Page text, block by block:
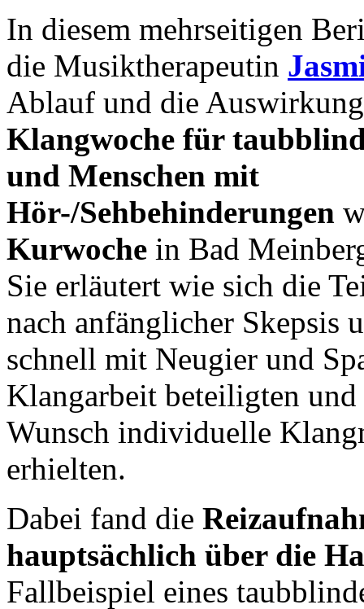
In diesem mehrseitigen
die Musiktherapeutin
Ablauf und die
Klangwoche für
und Menschen mit
Hör-/Sehbehinderungen
Kurwoche in Bad
Sie erläutert wie sich die
nach anfänglicher Skepsis
schnell mit Neugier und
Klangarbeit beteiligten
Wunsch individuelle
erhielten.
Dabei fand die
hauptsächlich über die
Fallbeispiel eines